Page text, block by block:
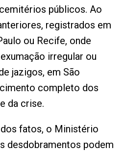
públicos. Ao
registrados em
ou Recife, onde
irregular ou
jazigos, em São
completo dos
da crise.
fatos, o Ministério
desdobramentos podem